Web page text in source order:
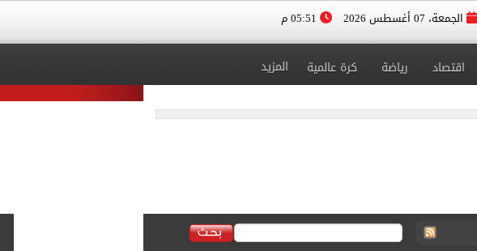
الجمعة، 07 أغسطس 2026
اقتصاد رياضة كرة عالمية المزيد